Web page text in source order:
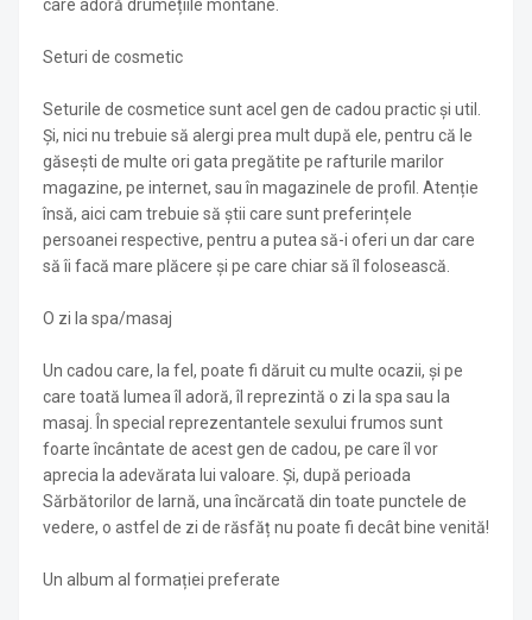
care adoră drumețiile montane.
Seturi de cosmetic
Seturile de cosmetice sunt acel gen de cadou practic și util.
Și, nici nu trebuie să alergi prea mult după ele, pentru că le
găsești de multe ori gata pregătite pe rafturile marilor
magazine, pe internet, sau în magazinele de profil. Atenție
însă, aici cam trebuie să știi care sunt preferințele
persoanei respective, pentru a putea să-i oferi un dar care
să îi facă mare plăcere și pe care chiar să îl folosească.
O zi la spa/masaj
Un cadou care, la fel, poate fi dăruit cu multe ocazii, și pe
care toată lumea îl adoră, îl reprezintă o zi la spa sau la
masaj. În special reprezentantele sexului frumos sunt
foarte încântate de acest gen de cadou, pe care îl vor
aprecia la adevărata lui valoare. Și, după perioada
Sărbătorilor de Iarnă, una încărcată din toate punctele de
vedere, o astfel de zi de răsfăț nu poate fi decât bine venită!
Un album al formației preferate